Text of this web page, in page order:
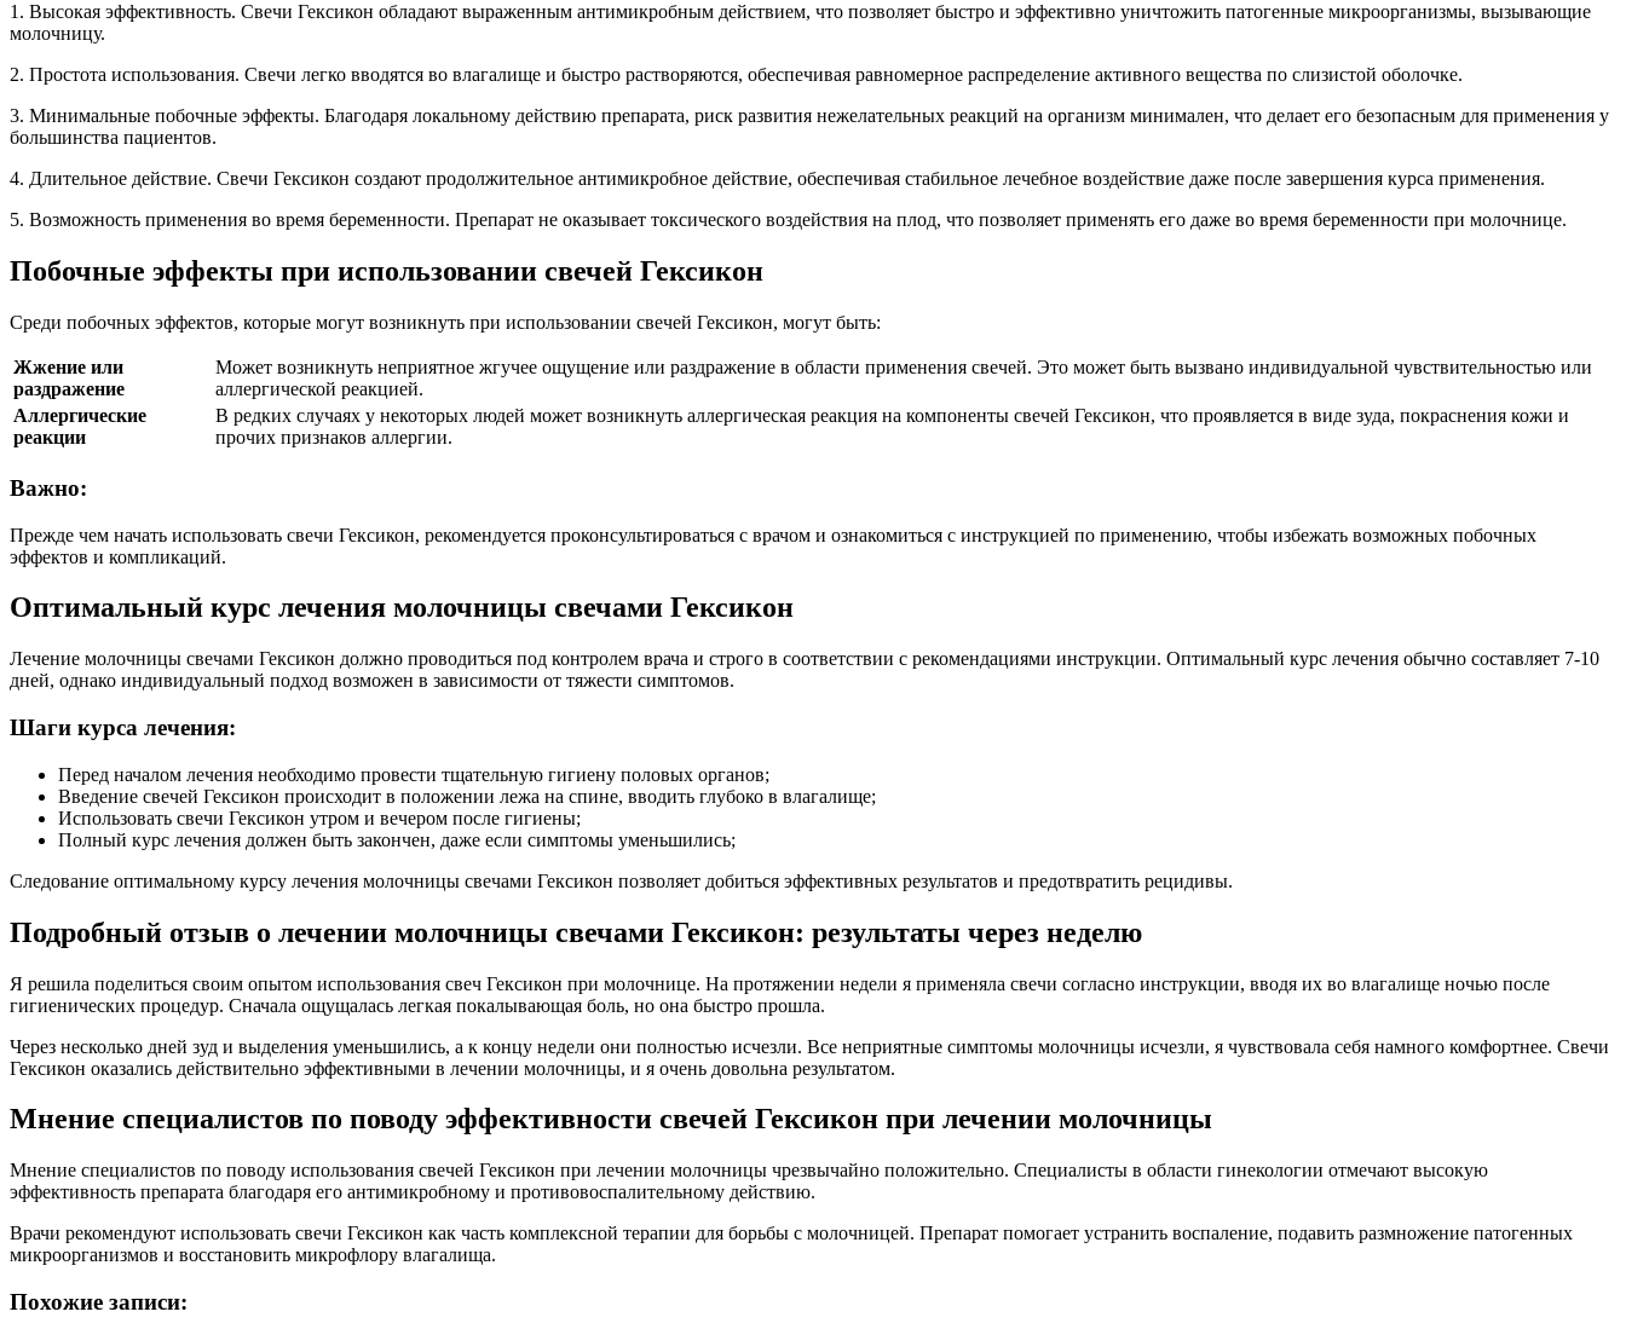
1. Высокая эффективность. Свечи Гексикон обладают выраженным антимикробным действием, что позволяет быстро и эффективно уничтожить патогенные микроорганизмы, вызывающие
молочницу.
2. Простота использования. Свечи легко вводятся во влагалище и быстро растворяются, обеспечивая равномерное распределение активного вещества по слизистой оболочке.
3. Минимальные побочные эффекты. Благодаря локальному действию препарата, риск развития нежелательных реакций на организм минимален, что делает его безопасным для применения у
большинства пациентов.
4. Длительное действие. Свечи Гексикон создают продолжительное антимикробное действие, обеспечивая стабильное лечебное воздействие даже после завершения курса применения.
5. Возможность применения во время беременности. Препарат не оказывает токсического воздействия на плод, что позволяет применять его даже во время беременности при молочнице.
Побочные эффекты при использовании свечей Гексикон
Среди побочных эффектов, которые могут возникнуть при использовании свечей Гексикон, могут быть:
Жжение или
раздражение
Может возникнуть неприятное жгучее ощущение или раздражение в области применения свечей. Это может быть вызвано индивидуальной чувствительностью или
аллергической реакцией.
Аллергические
реакции
В редких случаях у некоторых людей может возникнуть аллергическая реакция на компоненты свечей Гексикон, что проявляется в виде зуда, покраснения кожи и
прочих признаков аллергии.
Важно:
Прежде чем начать использовать свечи Гексикон, рекомендуется проконсультироваться с врачом и ознакомиться с инструкцией по применению, чтобы избежать возможных побочных
эффектов и компликаций.
Оптимальный курс лечения молочницы свечами Гексикон
Лечение молочницы свечами Гексикон должно проводиться под контролем врача и строго в соответствии с рекомендациями инструкции. Оптимальный курс лечения обычно составляет 7-10
дней, однако индивидуальный подход возможен в зависимости от тяжести симптомов.
Шаги курса лечения:
Перед началом лечения необходимо провести тщательную гигиену половых органов;
Введение свечей Гексикон происходит в положении лежа на спине, вводить глубоко в влагалище;
Использовать свечи Гексикон утром и вечером после гигиены;
Полный курс лечения должен быть закончен, даже если симптомы уменьшились;
Следование оптимальному курсу лечения молочницы свечами Гексикон позволяет добиться эффективных результатов и предотвратить рецидивы.
Подробный отзыв о лечении молочницы свечами Гексикон: результаты через неделю
Я решила поделиться своим опытом использования свеч Гексикон при молочнице. На протяжении недели я применяла свечи согласно инструкции, вводя их во влагалище ночью после
гигиенических процедур. Сначала ощущалась легкая покалывающая боль, но она быстро прошла.
Через несколько дней зуд и выделения уменьшились, а к концу недели они полностью исчезли. Все неприятные симптомы молочницы исчезли, я чувствовала себя намного комфортнее. Свечи
Гексикон оказались действительно эффективными в лечении молочницы, и я очень довольна результатом.
Мнение специалистов по поводу эффективности свечей Гексикон при лечении молочницы
Мнение специалистов по поводу использования свечей Гексикон при лечении молочницы чрезвычайно положительно. Специалисты в области гинекологии отмечают высокую
эффективность препарата благодаря его антимикробному и противовоспалительному действию.
Врачи рекомендуют использовать свечи Гексикон как часть комплексной терапии для борьбы с молочницей. Препарат помогает устранить воспаление, подавить размножение патогенных
микроорганизмов и восстановить микрофлору влагалища.
Похожие записи: